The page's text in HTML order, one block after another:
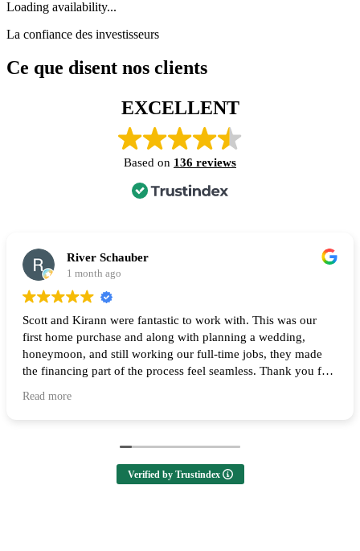
Loading availability...
La confiance des investisseurs
Ce que disent nos clients
EXCELLENT
Based on 136 reviews
River Schauber
1 month ago
Scott and Kirann were fantastic to work with. This was our
first home purchase and along with planning a wedding,
honeymoon, and still working our full-time jobs, they made
the financing part of the process feel seamless. Thank you for
Read more
Verified by Trustindex